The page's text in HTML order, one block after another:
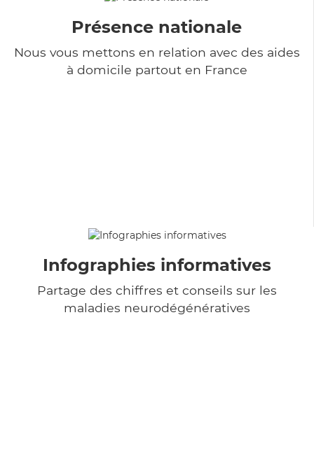
Présence nationale
Nous vous mettons en relation avec des aides
à domicile partout en France
Infographies informatives
Partage des chiffres et conseils sur les
maladies neurodégénératives